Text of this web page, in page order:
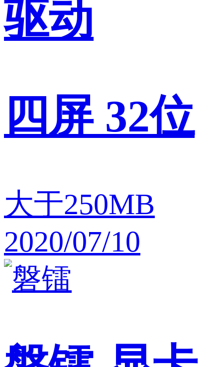
驱动
四屏 32位
大于250MB
2020/07/10